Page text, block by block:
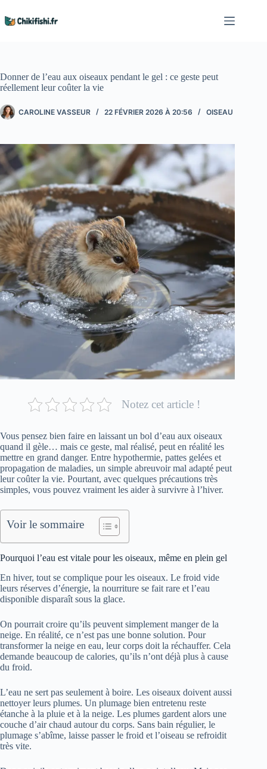
au
contenu
Donner de l’eau aux oiseaux pendant le gel : ce geste peut
réellement leur coûter la vie
CAROLINE VASSEUR 22 FÉVRIER 2026 À 20:56 OISEAU
Notez cet article !
Vous pensez bien faire en laissant un bol d’eau aux oiseaux
quand il gèle… mais ce geste, mal réalisé, peut en réalité les
mettre en grand danger. Entre hypothermie, pattes gelées et
propagation de maladies, un simple abreuvoir mal adapté peut
leur coûter la vie. Pourtant, avec quelques précautions très
simples, vous pouvez vraiment les aider à survivre à l’hiver.
Voir le sommaire
Pourquoi l’eau est vitale pour les oiseaux, même en plein gel
En hiver, tout se complique pour les oiseaux. Le froid vide
leurs réserves d’énergie, la nourriture se fait rare et l’eau
disponible disparaît sous la glace.
On pourrait croire qu’ils peuvent simplement manger de la
neige. En réalité, ce n’est pas une bonne solution. Pour
transformer la neige en eau, leur corps doit la réchauffer. Cela
demande beaucoup de calories, qu’ils n’ont déjà plus à cause
du froid.
L’eau ne sert pas seulement à boire. Les oiseaux doivent aussi
nettoyer leurs plumes. Un plumage bien entretenu reste
étanche à la pluie et à la neige. Les plumes gardent alors une
couche d’air chaud autour du corps. Sans bain régulier, le
plumage s’abîme, laisse passer le froid et l’oiseau se refroidit
très vite.